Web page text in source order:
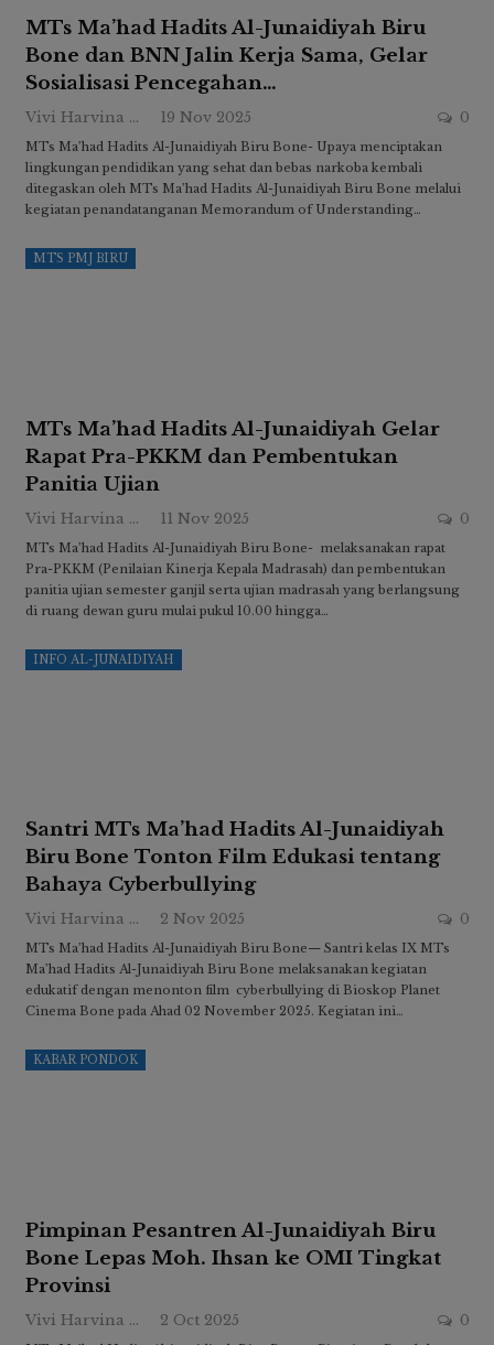
MTs Ma’had Hadits Al-Junaidiyah Biru
Bone dan BNN Jalin Kerja Sama, Gelar
Sosialisasi Pencegahan…
Vivi Harvina Ridwan 19 Nov 2025 0
MTs Ma’had Hadits Al-Junaidiyah Biru Bone- Upaya menciptakan
lingkungan pendidikan yang sehat dan bebas narkoba kembali
ditegaskan oleh MTs Ma’had Hadits Al-Junaidiyah Biru Bone melalui
kegiatan penandatanganan Memorandum of Understanding…
MTS PMJ BIRU
MTs Ma’had Hadits Al-Junaidiyah Gelar
Rapat Pra-PKKM dan Pembentukan
Panitia Ujian
Vivi Harvina Ridwan 11 Nov 2025 0
MTs Ma’had Hadits Al-Junaidiyah Biru Bone- melaksanakan rapat
Pra-PKKM (Penilaian Kinerja Kepala Madrasah) dan pembentukan
panitia ujian semester ganjil serta ujian madrasah yang berlangsung
di ruang dewan guru mulai pukul 10.00 hingga…
INFO AL-JUNAIDIYAH
Santri MTs Ma’had Hadits Al-Junaidiyah
Biru Bone Tonton Film Edukasi tentang
Bahaya Cyberbullying
Vivi Harvina Ridwan 2 Nov 2025 0
MTs Ma’had Hadits Al-Junaidiyah Biru Bone— Santri kelas IX MTs
Ma’had Hadits Al-Junaidiyah Biru Bone melaksanakan kegiatan
edukatif dengan menonton film cyberbullying di Bioskop Planet
Cinema Bone pada Ahad 02 November 2025. Kegiatan ini…
KABAR PONDOK
Pimpinan Pesantren Al-Junaidiyah Biru
Bone Lepas Moh. Ihsan ke OMI Tingkat
Provinsi
Vivi Harvina Ridwan 2 Oct 2025 0